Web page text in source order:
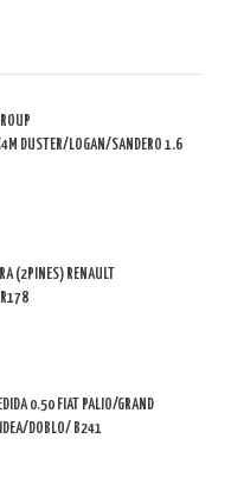
DUSTER/LOGAN/SANDERO 1.6
(2PINES) RENAULT
0.50 FIAT PALIO/GRAND
DOBLO/ B241